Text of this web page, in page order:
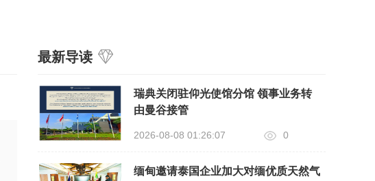
最新导读
瑞典关闭驻仰光使馆分馆 领事业务转
由曼谷接管
2026-08-08 01:26:07 0
缅甸邀请泰国企业加大对缅优质天然气